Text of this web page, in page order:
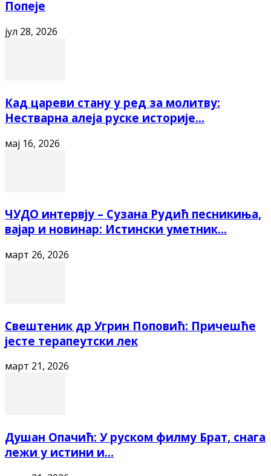
Попеје
јул 28, 2026
Кад цареви стану у ред за молитву:
Нестварна алеја руске историје...
мај 16, 2026
ЧУДО интервју – Сузана Рудић песникиња,
вајар и новинар: Истински уметник...
март 26, 2026
Свештеник др Угрин Поповић: Причешће
јесте терапеутски лек
март 21, 2026
Душан Опачић: У руском филму Брат, снага
лежи у истини и...